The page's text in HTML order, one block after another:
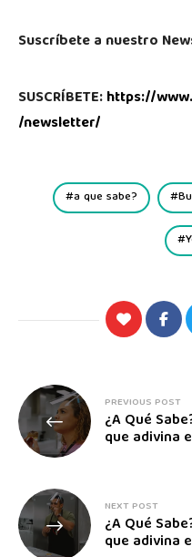
Suscríbete a nuestro
SUSCRÍBETE:https://
/newsletter/
a que sabe?
PREVIOUS POST
¿A Qué
que adivina
NEXT POST
¿A Qué
que adivina